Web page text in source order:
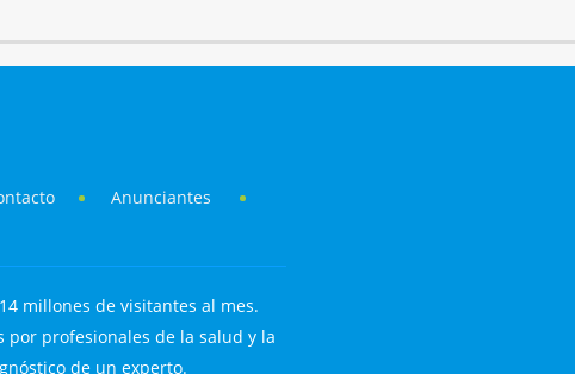
Anunciantes
millones de visitantes al mes.
por profesionales de la salud y la
de un experto.